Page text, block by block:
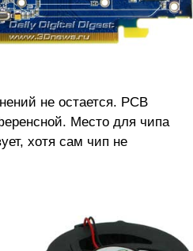
не остается. PCB
Место для чипа
хотя сам чип не